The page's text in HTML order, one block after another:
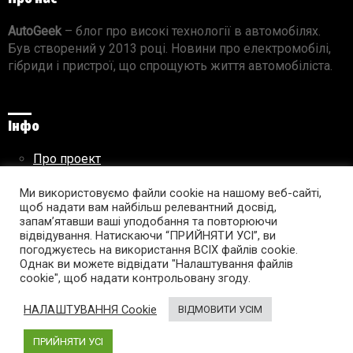
AutoGeek – блог про високі технології в автомобілях.
Був створений у 2013 році. Новини про електромобілі,
гібриди і пристрої, що спрощують життя автомобіліста.
Інфо
Про проект
Правила використання матеріалів
Підпишись на AutoGeek!
facebooktwitter instagramyoutube tumblr linkedin
Ми використовуємо файли cookie на нашому веб-сайті,
щоб надати вам найбільш релевантний досвід,
запам’ятавши ваші уподобання та повторюючи
відвідування. Натискаючи “ПРИЙНЯТИ УСІ”, ви
погоджуєтесь на використання ВСІХ файлів cookie.
Однак ви можете відвідати "Налаштування файлів
cookie", щоб надати контрольовану згоду.
НАЛАШТУВАННЯ Cookie ВІДМОВИТИ УСІМ
ПРИЙНЯТИ УСІ